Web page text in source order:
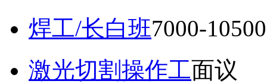
焊工/长白班7000-
激光切割操作工面议